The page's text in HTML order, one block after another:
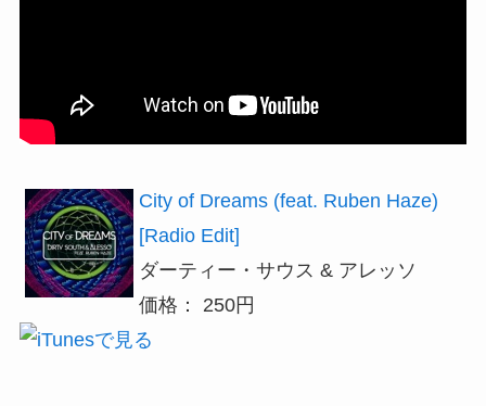
City of Dreams (feat. Ruben Haze)
[Radio Edit]
ダーティー・サウス & アレッソ
価格： 250円